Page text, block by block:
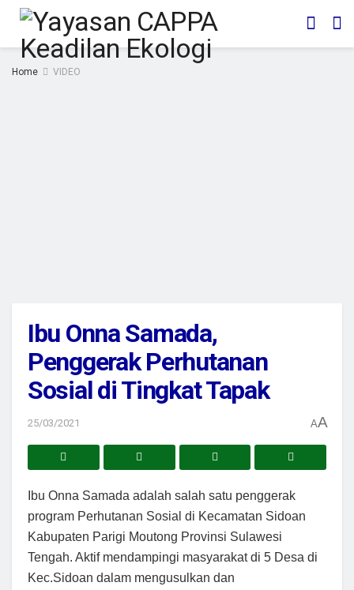
Home VIDEO
Ibu Onna Samada,
Penggerak Perhutanan
Sosial di Tingkat Tapak
25/03/2021 AA
Ibu Onna Samada adalah salah satu penggerak
program Perhutanan Sosial di Kecamatan Sidoan
Kabupaten Parigi Moutong Provinsi Sulawesi
Tengah. Aktif mendampingi masyarakat di 5 Desa di
Kec.Sidoan dalam mengusulkan dan